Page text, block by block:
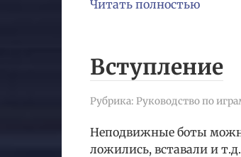
Читать полностью
Вступление
Рубрика: Руководство по
Неподвижные боты
ложились, вставали и